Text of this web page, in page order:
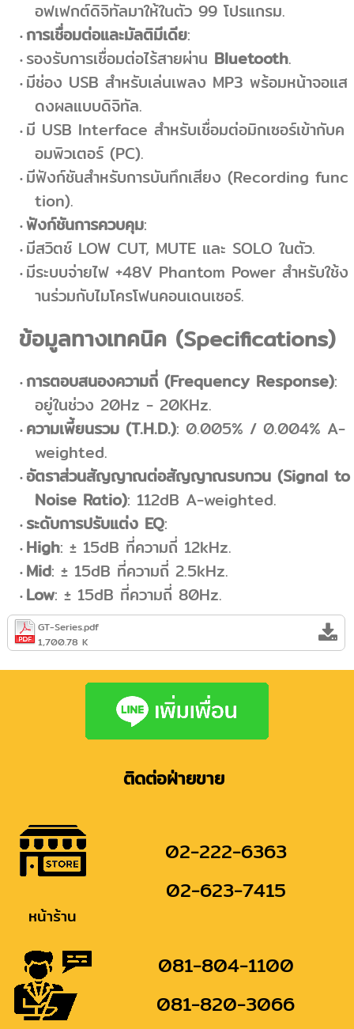
อฟเฟกต์ดิจิทัลมาให้ในตัว 99 โปรแกรม.
การเชื่อมต่อและมัลติมีเดีย:
รองรับการเชื่อมต่อไร้สายผ่าน Bluetooth.
มีช่อง USB สำหรับเล่นเพลง MP3 พร้อมหน้าจอแส
ดงผลแบบดิจิทัล.
มี USB Interface สำหรับเชื่อมต่อมิกเซอร์เข้ากับค
อมพิวเตอร์ (PC).
มีฟังก์ชันสำหรับการบันทึกเสียง (Recording func
tion).
ฟังก์ชันการควบคุม:
มีสวิตช์ LOW CUT, MUTE และ SOLO ในตัว.
มีระบบจ่ายไฟ +48V Phantom Power สำหรับใช้ง
านร่วมกับไมโครโฟนคอนเดนเซอร์.
ข้อมูลทางเทคนิค (Specifications)
การตอบสนองความถี่ (Frequency Response):
อยู่ในช่วง 20Hz - 20KHz.
ความเพี้ยนรวม (T.H.D.): 0.005% / 0.004% A-
weighted.
อัตราส่วนสัญญาณต่อสัญญาณรบกวน (Signal to
Noise Ratio): 112dB A-weighted.
ระดับการปรับแต่ง EQ:
High: ± 15dB ที่ความถี่ 12kHz.
Mid: ± 15dB ที่ความถี่ 2.5kHz.
Low: ± 15dB ที่ความถี่ 80Hz.
GT-Series.pdf
1,700.78 K
ติดต่อฝ่ายขาย
หน้าร้าน
02-222-6363
02-623-7415
081-804-1100
081-820-3066